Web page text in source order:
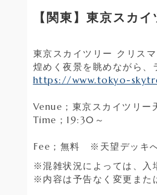
【関東】東京スカ
東京スカイツリー クリス
煌めく夜景を眺めながら、
https://www.tokyo-
Venue；東京スカイツリ
Time；19:30～
Fee；無料 ※天望デッキへ
※混雑状況によっては、入
※内容は予告なく変更また